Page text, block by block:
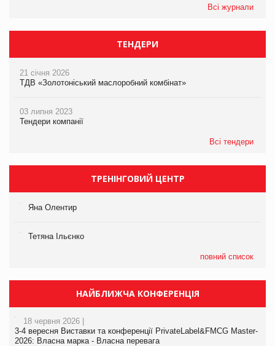
Всі журнали
ТЕНДЕРИ
21 січня 2026
ТДВ «Золотоніський маслоробний комбінат»
03 липня 2023
Тендери компанії
Всі тендери
ТРЕНІНГОВИЙ ЦЕНТР
Яна Олентир
Тетяна Ільєнко
повний список
НАЙБЛИЖЧА КОНФЕРЕНЦІЯ
18 червня 2026 |
3-4 вересня Виставки та конференції PrivateLabel&FMCG Master-
2026: Власна марка - Власна перевага